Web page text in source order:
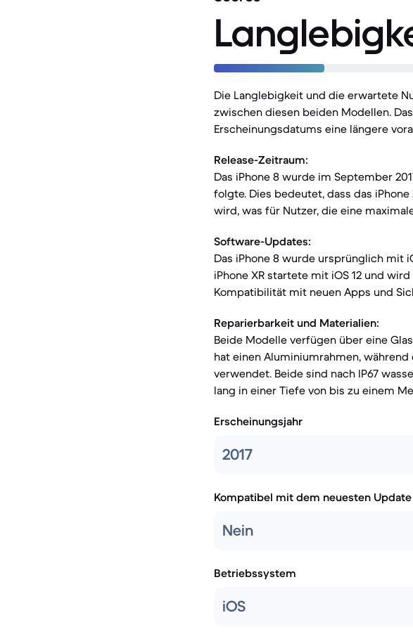
Die Langlebigkeit und die erwartete
zwischen diesen beiden Modellen.
Erscheinungsdatums eine längere
Release-Zeitraum:
Das iPhone 8 wurde im September
folgte. Dies bedeutet, dass das
wird, was für Nutzer, die eine
Software-Updates:
Das iPhone 8 wurde ursprünglich mit
iPhone XR startete mit iOS 12 und
Kompatibilität mit neuen Apps und
Reparierbarkeit und Materialien:
Beide Modelle verfügen über eine
hat einen Aluminiumrahmen,
verwendet. Beide sind nach IP67
lang in einer Tiefe von bis zu einem
Erscheinungsjahr
2017
Kompatibel mit dem neuesten Update
Nein
Betriebssystem
iOS